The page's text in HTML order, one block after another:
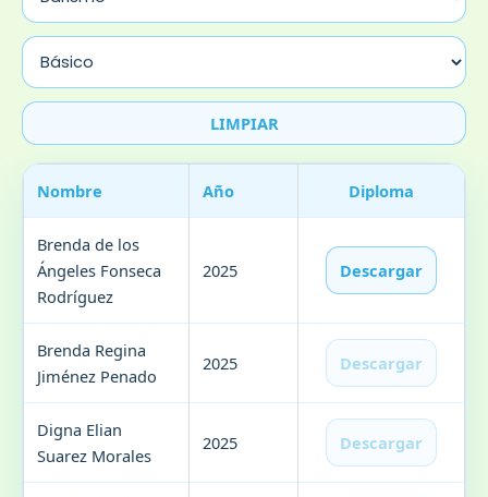
LIMPIAR
Nombre Año Diploma
Brenda de los
Ángeles Fonseca
Rodríguez
2025 Descargar
Brenda Regina
Jiménez Penado
2025 Descargar
Digna Elian
Suarez Morales
2025 Descargar